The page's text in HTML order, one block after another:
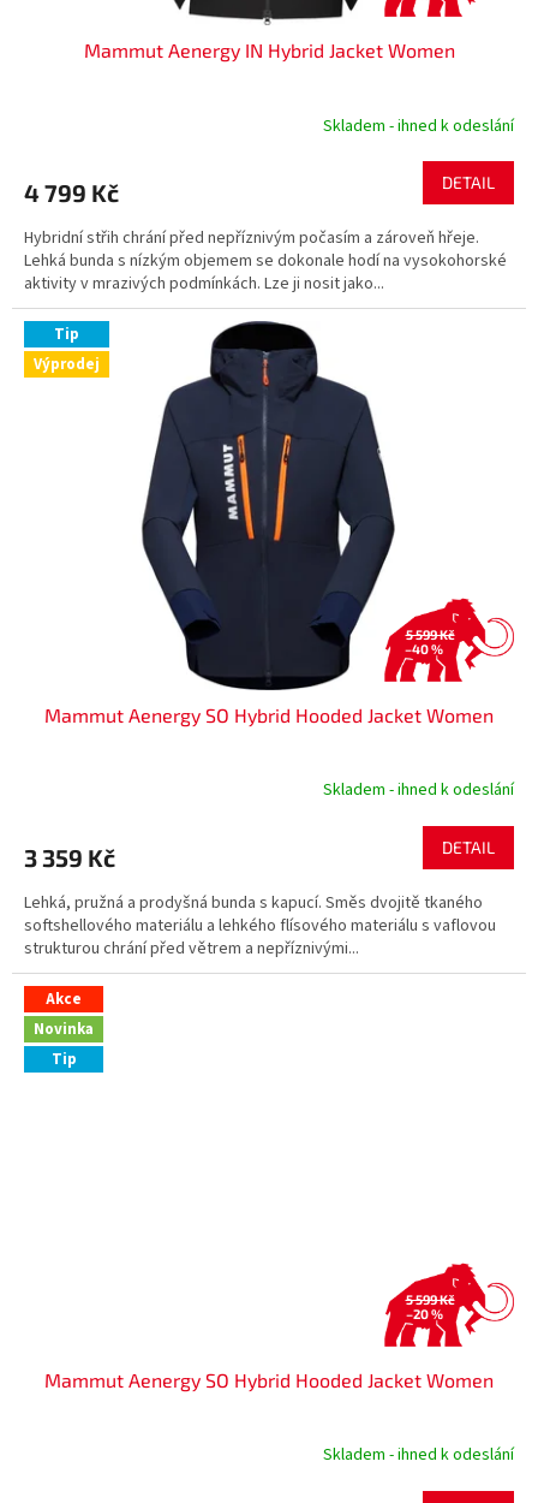
Mammut Aenergy IN Hybrid Jacket Women
Skladem - ihned k odeslání
4 799 Kč DETAIL
Hybridní střih chrání před nepříznivým počasím a zároveň hřeje.
Lehká bunda s nízkým objemem se dokonale hodí na vysokohorské
aktivity v mrazivých podmínkách. Lze ji nosit jako...
Tip
Výprodej
5 599 Kč
–40 %
Mammut Aenergy SO Hybrid Hooded Jacket Women
Skladem - ihned k odeslání
3 359 Kč DETAIL
Lehká, pružná a prodyšná bunda s kapucí. Směs dvojitě tkaného
softshellového materiálu a lehkého flísového materiálu s vaflovou
strukturou chrání před větrem a nepříznivými...
Akce
Novinka
Tip
5 599 Kč
–20 %
Mammut Aenergy SO Hybrid Hooded Jacket Women
Skladem - ihned k odeslání